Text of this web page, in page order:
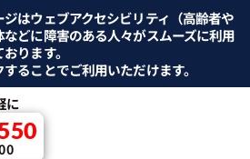
はウェブアクセシビリティ（高齢者や
どに障害のある人々がスムーズに利用
ります。
ることでご利用いただけます。
に